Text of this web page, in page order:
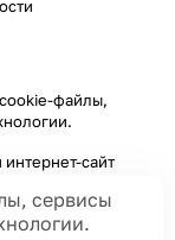
cookie-файлы,
.
сайт
размещенные на
сервисы